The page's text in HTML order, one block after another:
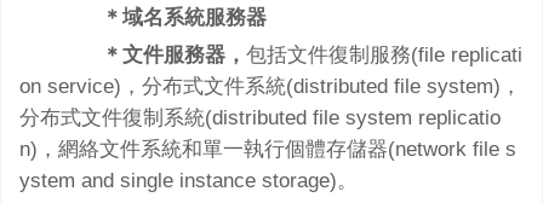
＊域名系統服務器
＊文件服務器， 包括文件復制服務(file replicati
on service)，分布式文件系統(distributed file system)，
分布式文件復制系統(distributed file system replicatio
n)，網絡文件系統和單一執行個體存儲器(network file s
ystem and single instance storage)。